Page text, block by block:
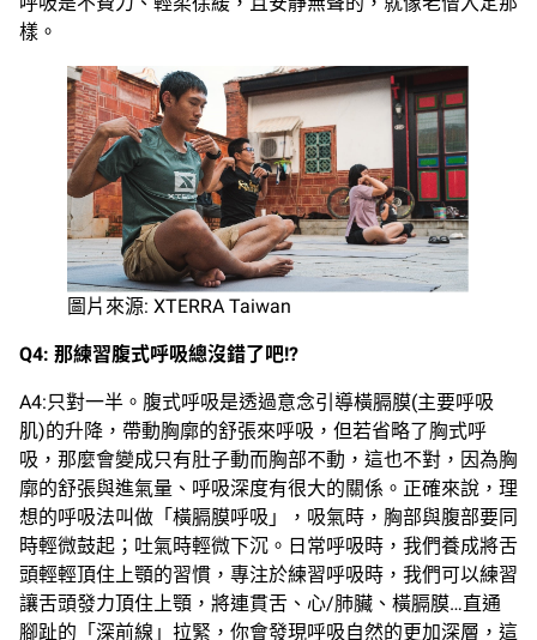
樣。
圖片來源: XTERRA Taiwan
Q4: 那練習腹式呼吸總沒錯了吧!?
A4:只對一半。腹式呼吸是透過意念引導橫膈膜(主要呼吸
肌)的升降，帶動胸廓的舒張來呼吸，但若省略了胸式呼
吸，那麼會變成只有肚子動而胸部不動，這也不對，因為胸
廓的舒張與進氣量、呼吸深度有很大的關係。正確來說，理
想的呼吸法叫做「橫膈膜呼吸」，吸氣時，胸部與腹部要同
時輕微鼓起；吐氣時輕微下沉。日常呼吸時，我們養成將舌
頭輕輕頂住上顎的習慣，專注於練習呼吸時，我們可以練習
讓舌頭發力頂住上顎，將連貫舌、心/肺臟、橫膈膜…直通
腳趾的「深前線」拉緊，你會發現呼吸自然的更加深層，這